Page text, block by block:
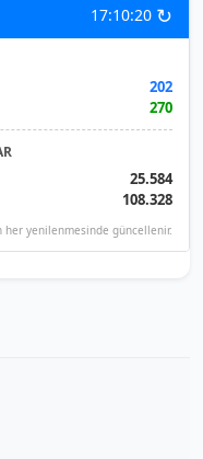
17:10:20 ↻
202
270
25.584
108.328
her yenilenmesinde güncellenir.